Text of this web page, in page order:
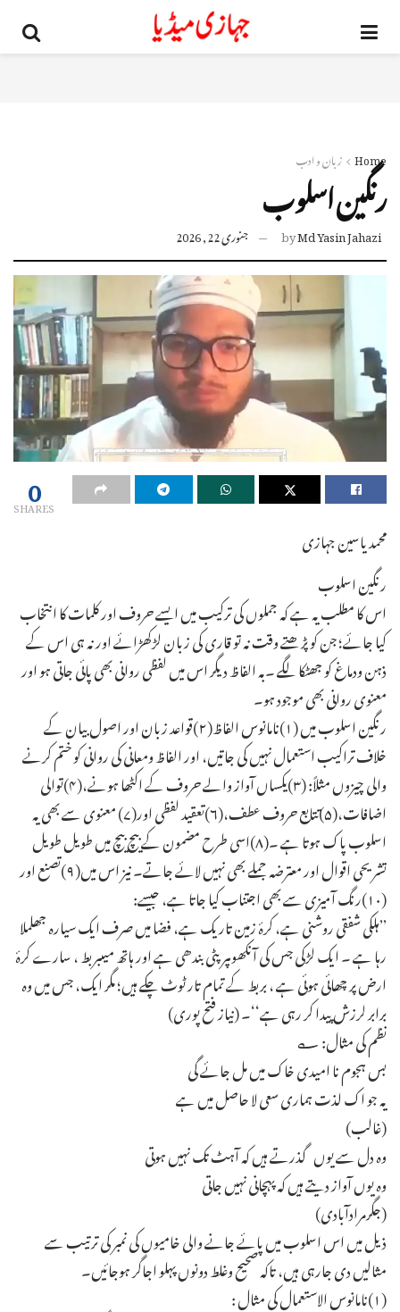
Home زبان و ادب
رنگین اسلوب
byMd Yasin Jahazi جنوری 22, 2026
0
SHARES
محمد یاسین جہازی
رنگین اسلوب
اس کا مطلب یہ ہے کہ جملوں کی ترکیب میں ایسے حروف اور کلمات کا انتخاب
کیا جائے؛ جن کو پڑھتے وقت نہ تو قاری کی زبان لڑکھڑائے اور نہ ہی اس کے
ذہن ودماغ کو جھٹکا لگے ۔بہ الفاظ دیگر اس میں لفظی روانی بھی پائی جاتی ہو اور
معنوی روانی بھی موجود ہو۔
رنگین اسلوب میں (۱)نامانوس الفاظ(۲)قواعد زبان اور اصول بیان کے
خلاف تراکیب استعمال نہیں کی جاتیں، اور الفاظ ومعانی کی روانی کو ختم کرنے
والی چیزوں مثلاً: (۳)یکساں آواز والے حروف کے اکٹھا ہونے،(۴)توالی
اضافات،(۵)تتابع حروف عطف،(۶)تعقید لفظی اور(۷) معنوی سے بھی یہ
اسلوب پاک ہوتا ہے ۔(۸)اسی طرح مضمون کے بیچ بیچ میں طویل طویل
تشریحی اقوال اور معترضہ جملے بھی نہیں لائے جاتے۔ نیز اس میں(۹)تصنع اور
(۱۰)رنگ آمیزی سے بھی اجتناب کیا جاتا ہے، جیسے:
’’ہلکی شفقی روشنی ہے، کرۂ زمین تاریک ہے، فضا میں صرف ایک سیارہ جھلملا
رہا ہے ۔ ایک لڑکی جس کی آنکھوںپر پٹی بندھی ہے اور ہاتھ میںبربط ، سارے کرۂ
ارض پر چھائی ہوئی ہے ، بربط کے تمام تار ٹوٹ چکے ہیں؛ مگر ایک، جس میں وہ
برابر لرزش پیدا کر رہی ہے‘‘۔ (نیاز فتح پوری)
نظم کی مثال: ؎
بس ہجوم نا امیدی خاک میں مل جائے گی
یہ جو اک لذت ہماری سعی لا حاصل میں ہے
(غالب)
وہ دل سے یوں گذرتے ہیں کہ آہٹ تک نہیں ہوتی
وہ یوں آواز دیتے ہیں کہ پہچانی نہیں جاتی
(جگرمرادآبادی)
ذیل میں اس اسلوب میں پائے جانے والی خامیوں کی نمبر کی ترتیب سے
مثالیں دی جارہی ہیں، تاکہ صحیح وغلط دونوں پہلو اجاگر ہوجائیں۔
(۱)نامانوس الاستعمال کی مثال :